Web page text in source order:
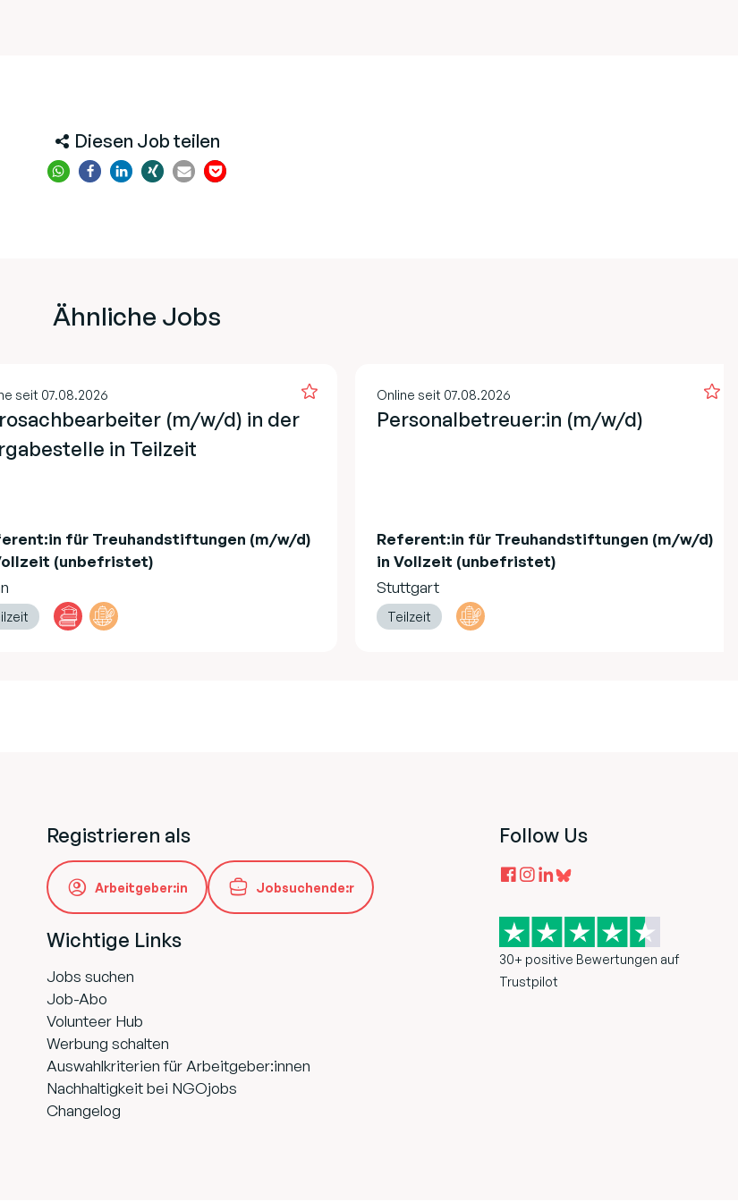
Diesen Job teilen
Ähnliche Jobs
seit 07.08.2026
(m/w/d) in der
in Teilzeit
für Treuhandstiftungen (m/w/d)
(unbefristet)
Online seit 07.08.2026
Personalbetreuer:in (m/w/d)
Referent:in für Treuhandstiftungen (m/w/d)
in Vollzeit (unbefristet)
Stuttgart
Teilzeit
Registrieren als
Arbeitgeber:in Jobsuchende:r
Wichtige Links
Jobs suchen
Job-Abo
Volunteer Hub
Werbung schalten
Auswahlkriterien für Arbeitgeber:innen
Nachhaltigkeit bei NGOjobs
Changelog
Follow Us
30+ positive Bewertungen auf
Trustpilot